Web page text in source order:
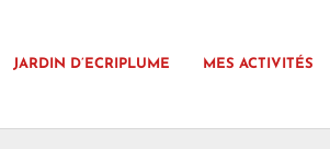
JARDIN D’ECRIPLUME MES ACTIVITÉS